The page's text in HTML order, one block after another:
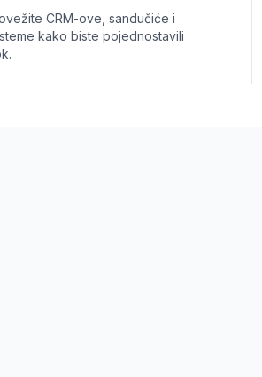
CRM-ove, sandučiće i
kako biste pojednostavili